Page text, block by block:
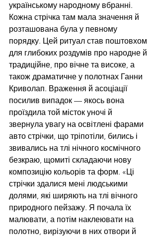
українському народному вбранні.
Кожна стрічка там мала значення й
розташована була у певному
порядку. Цей ритуал став поштовхом
для глибоких роздумів про народне й
традиційне, про вічне та високе, а
також драматичне у полотнах Ганни
Криволап. Враження й асоціації
посилив випадок — якось вона
проїздила той місток уночі й
звернула увагу на освітлені фарами
авто стрічки, що тріпотіли, бились і
звивались на тлі нічного космічного
безкраю, щомиті складаючи нову
композицію кольорів та форм. «Ці
стрічки здалися мені людськими
долями, які ширяють на тлі вічного
природного пейзажу. Я почала їх
малювати, а потім наклеювати на
полотно, вирізуючи в них отвори й